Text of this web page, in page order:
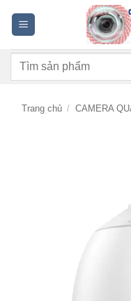
dung
Tìm
Trang chủ / CAMERA